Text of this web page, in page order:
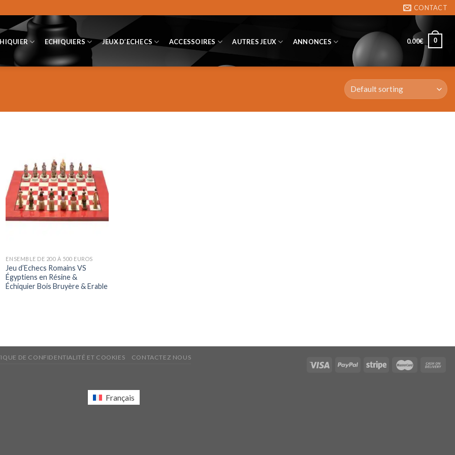
CONTACT
ECHIQUIERS JEUX D’ECHECS ACCESSOIRES AUTRES JEUX ANNONCES 0.00€ 0
ENSEMBLE DE 200 À 500 EUROS
Jeu d’Echecs Romains VS
Égyptiens en Résine &
Échiquier Bois Bruyère & Erable
DE CONFIDENTIALITÉ ET COOKIES CONTACTEZ NOUS
Français